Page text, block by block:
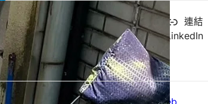
YouTube Facebook
連結
LinkedIn
Just Ad Blocker 上架 Chrome Web